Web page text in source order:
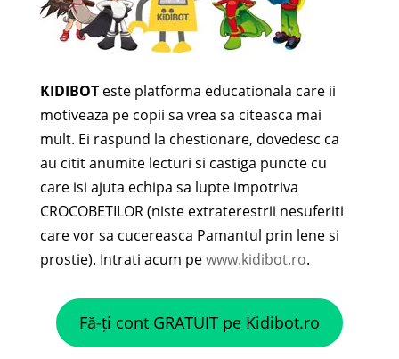
KIDIBOTeste platforma educationala care ii
motiveaza pe copii sa vrea sa citeasca mai
mult. Ei raspund la chestionare, dovedesc ca
au citit anumite lecturi si castiga puncte cu
care isi ajuta echipa sa lupte impotriva
CROCOBETILOR (niste extraterestrii nesuferiti
care vor sa cucereasca Pamantul prin lene si
prostie). Intrati acum pewww.kidibot.ro.
Fă-ți cont GRATUIT pe Kidibot.ro